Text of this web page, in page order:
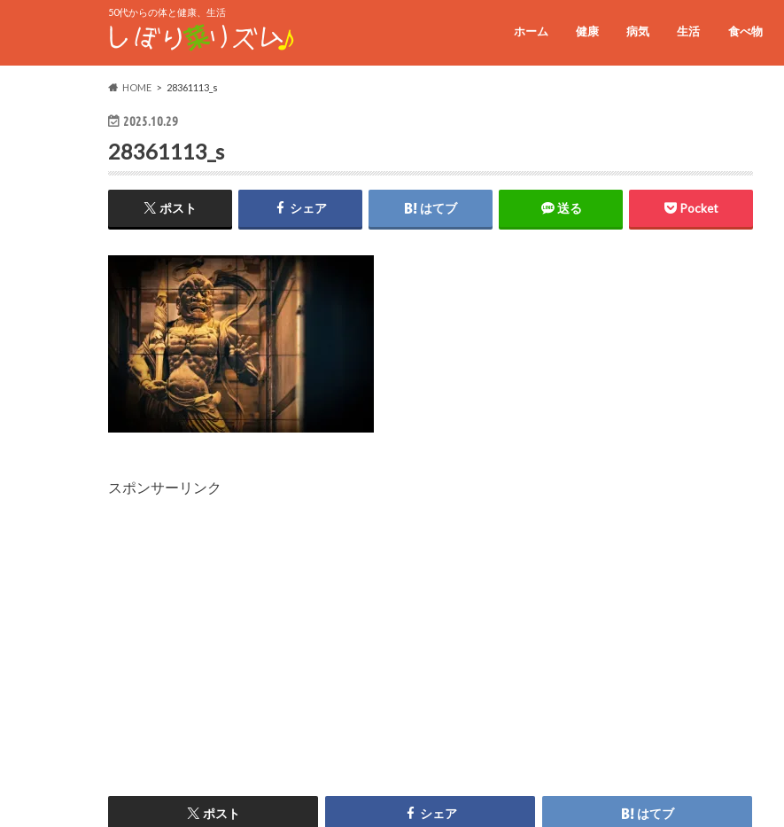
50代からの体と健康、生活
ホーム 健康 病気 生活 食べ物
HOME 28361113_s
2025.10.29
28361113_s
ポスト シェア はてブ 送る Pocket
スポンサーリンク
ポスト シェア はてブ